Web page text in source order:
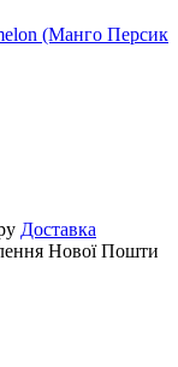
Доставка
Нової Пошти